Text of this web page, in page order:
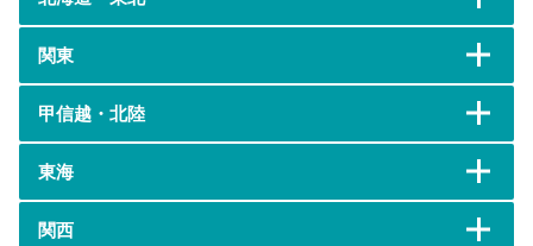
関東
甲信越・北陸
東海
関西